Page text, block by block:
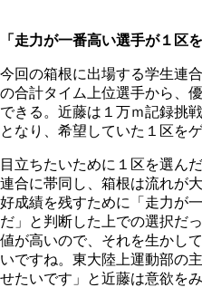
「走力が一番高い選手が１区
今回の箱根に出場する学生連
の合計タイム上位選手から、
できる。近藤は１万ｍ記録挑
となり、希望していた１区をゲ
目立ちたいために１区を選ん
連合に帯同し、箱根は流れが
好成績を残すために「走力が
だ」と判断した上での選択だ
値が高いので、それを生かし
いですね。東大陸上運動部の
せたいです」と近藤は意欲を